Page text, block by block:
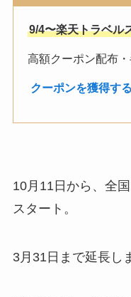
9/4〜楽天トラベル
高額クーポン配布
クーポンを獲得する
10月11日から、全
スタート。
3月31日まで延長し